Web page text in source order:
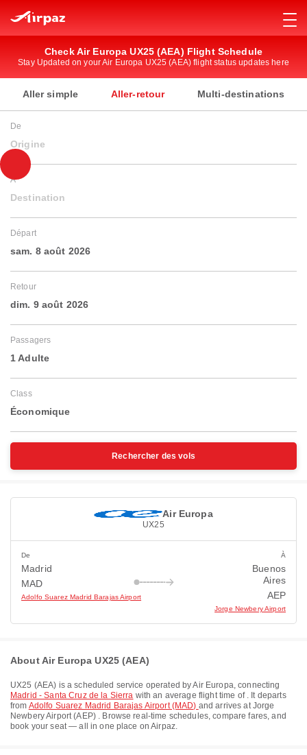
Check Air Europa UX25 (AEA) Flight Schedule
Stay Updated on your Air Europa UX25 (AEA) flight status updates here
Aller simple Aller-retour Multi-destinations
De
Origine
À
Destination
Départ
sam. 8 août 2026
Retour
dim. 9 août 2026
Passagers
1 Adulte
Class
Économique
Rechercher des vols
Air Europa
UX25
De
Madrid
MAD
Adolfo Suarez Madrid Barajas Airport
À
Buenos
Aires
AEP
Jorge Newbery Airport
About Air Europa UX25 (AEA)
UX25 (AEA) is a scheduled service operated byAir Europa, connecting
Madrid - Santa Cruz de la Sierra with an average flight time of . It departs
from Adolfo Suarez Madrid Barajas Airport (MAD) and arrives atJorge
Newbery Airport (AEP) . Browse real-time schedules, compare fares, and
book your seat — all in one place on Airpaz.